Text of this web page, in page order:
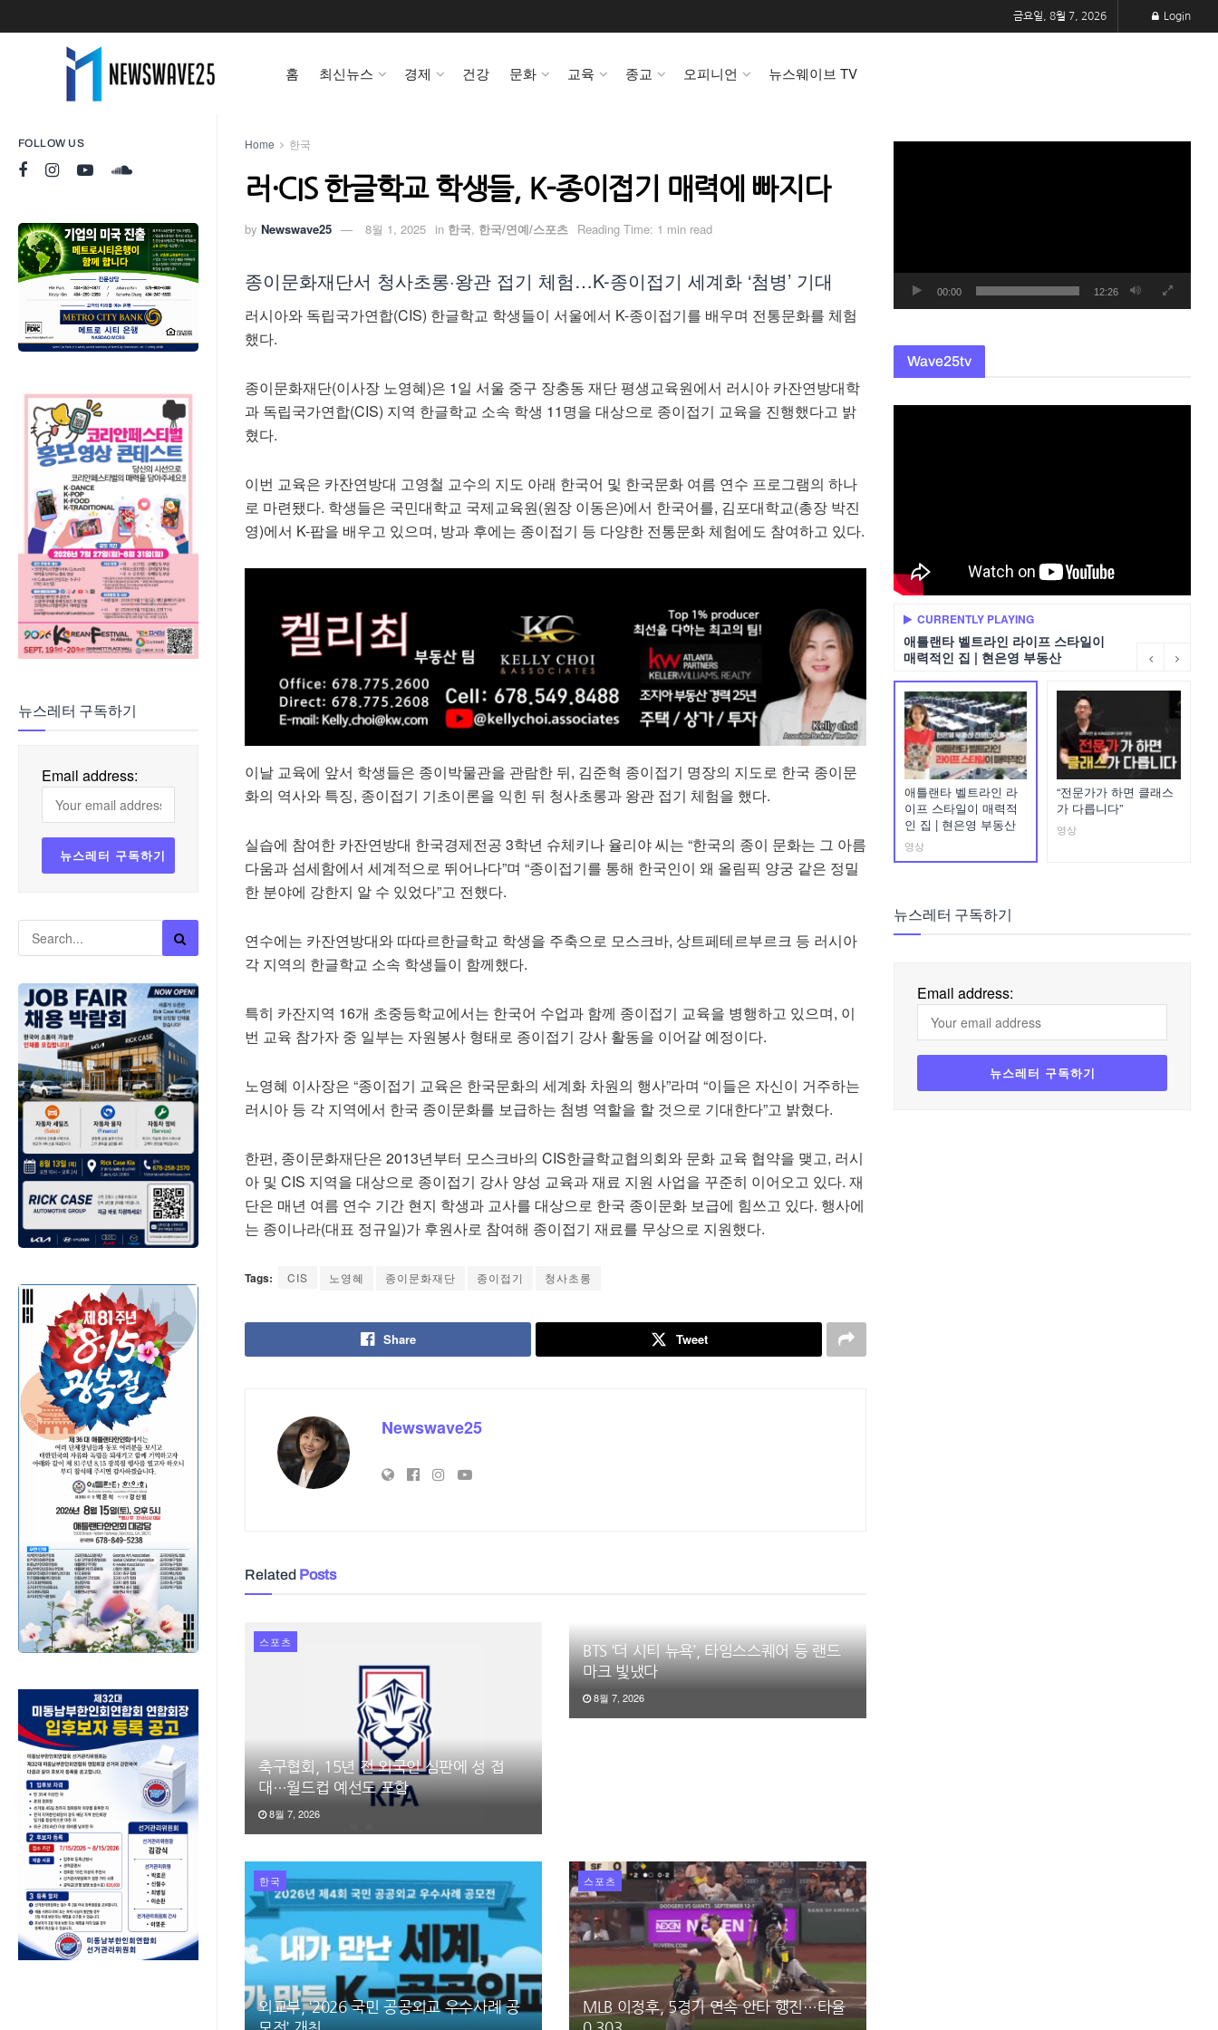
FOLLOW US
뉴스레터 구독하기
Email address:
금요일, 8월 7, 2026 Login
홈 최신뉴스 경제 건강 문화 교육 종교 오피니언 뉴스웨이브 TV
Home 한국
러·CIS 한글학교 학생들, K-종이접기 매력에 빠지다
by Newswave25 8월 1, 2025 in 한국, 한국/연예/스포츠 Reading Time: 1 min read
종이문화재단서 청사초롱·왕관 접기 체험…K-종이접기 세계화 ‘첨병’ 기대
러시아와 독립국가연합(CIS) 한글학교 학생들이 서울에서 K-종이접기를 배우며 전통문화를 체험
했다.
종이문화재단(이사장 노영혜)은 1일 서울 중구 장충동 재단 평생교육원에서 러시아 카잔연방대학
과 독립국가연합(CIS) 지역 한글학교 소속 학생 11명을 대상으로 종이접기 교육을 진행했다고 밝
혔다.
이번 교육은 카잔연방대 고영철 교수의 지도 아래 한국어 및 한국문화 여름 연수 프로그램의 하나
로 마련됐다. 학생들은 국민대학교 국제교육원(원장 이동은)에서 한국어를, 김포대학교(총장 박진
영)에서 K-팝을 배우고 있으며, 방과 후에는 종이접기 등 다양한 전통문화 체험에도 참여하고 있다.
이날 교육에 앞서 학생들은 종이박물관을 관람한 뒤, 김준혁 종이접기 명장의 지도로 한국 종이문
화의 역사와 특징, 종이접기 기초이론을 익힌 뒤 청사초롱과 왕관 접기 체험을 했다.
실습에 참여한 카잔연방대 한국경제전공 3학년 슈체키나 율리야 씨는 “한국의 종이 문화는 그 아름
다움과 섬세함에서 세계적으로 뛰어나다”며 “종이접기를 통해 한국인이 왜 올림픽 양궁 같은 정밀
한 분야에 강한지 알 수 있었다”고 전했다.
연수에는 카잔연방대와 따따르한글학교 학생을 주축으로 모스크바, 상트페테르부르크 등 러시아
각 지역의 한글학교 소속 학생들이 함께했다.
특히 카잔지역 16개 초중등학교에서는 한국어 수업과 함께 종이접기 교육을 병행하고 있으며, 이
번 교육 참가자 중 일부는 자원봉사 형태로 종이접기 강사 활동을 이어갈 예정이다.
노영혜 이사장은 “종이접기 교육은 한국문화의 세계화 차원의 행사”라며 “이들은 자신이 거주하는
러시아 등 각 지역에서 한국 종이문화를 보급하는 첨병 역할을 할 것으로 기대한다”고 밝혔다.
한편, 종이문화재단은 2013년부터 모스크바의 CIS한글학교협의회와 문화 교육 협약을 맺고, 러시
아 및 CIS 지역을 대상으로 종이접기 강사 양성 교육과 재료 지원 사업을 꾸준히 이어오고 있다. 재
단은 매년 여름 연수 기간 현지 학생과 교사를 대상으로 한국 종이문화 보급에 힘쓰고 있다. 행사에
는 종이나라(대표 정규일)가 후원사로 참여해 종이접기 재료를 무상으로 지원했다.
Tags: CIS 노영혜 종이문화재단 종이접기 청사초롱
Share Tweet
Newswave25
Related Posts
스포츠
축구협회, 15년 전 외국인 심판에 성 접
대…월드컵 예선도 포함
8월 7, 2026
BTS ‘더 시티 뉴욕’, 타임스스퀘어 등 랜드
마크 빛냈다
8월 7, 2026
한국
외교부, ‘2026 국민 공공외교 우수사례 공
스포츠
MLB 이정후, 5경기 연속 안타 행진…타율
00:00 12:26
Wave25tv
CURRENTLY PLAYING
애틀랜타 벨트라인 라이프 스타일이
매력적인 집 | 현은영 부동산
애틀랜타 벨트라인 라
이프 스타일이 매력적
인 집 | 현은영 부동산
영상
“전문가가 하면 클래스
가 다릅니다”
영상
뉴스레터 구독하기
Email address: